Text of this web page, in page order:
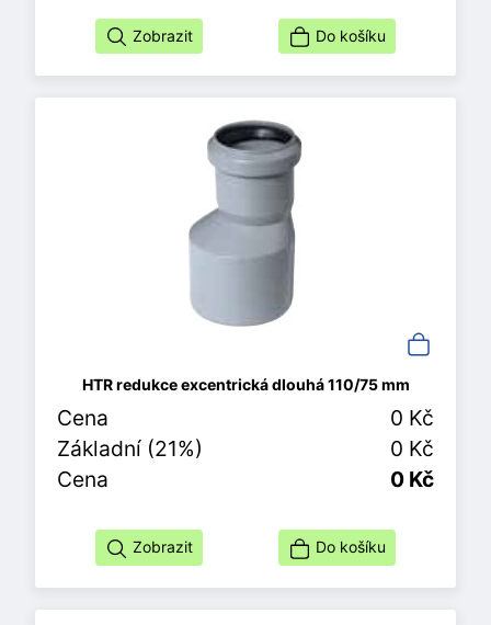
Zobrazit Do košíku
HTR redukce excentrická dlouhá 110/75 mm
Cena
0 Kč
Základní (21%)
0 Kč
Cena
0 Kč
Zobrazit Do košíku